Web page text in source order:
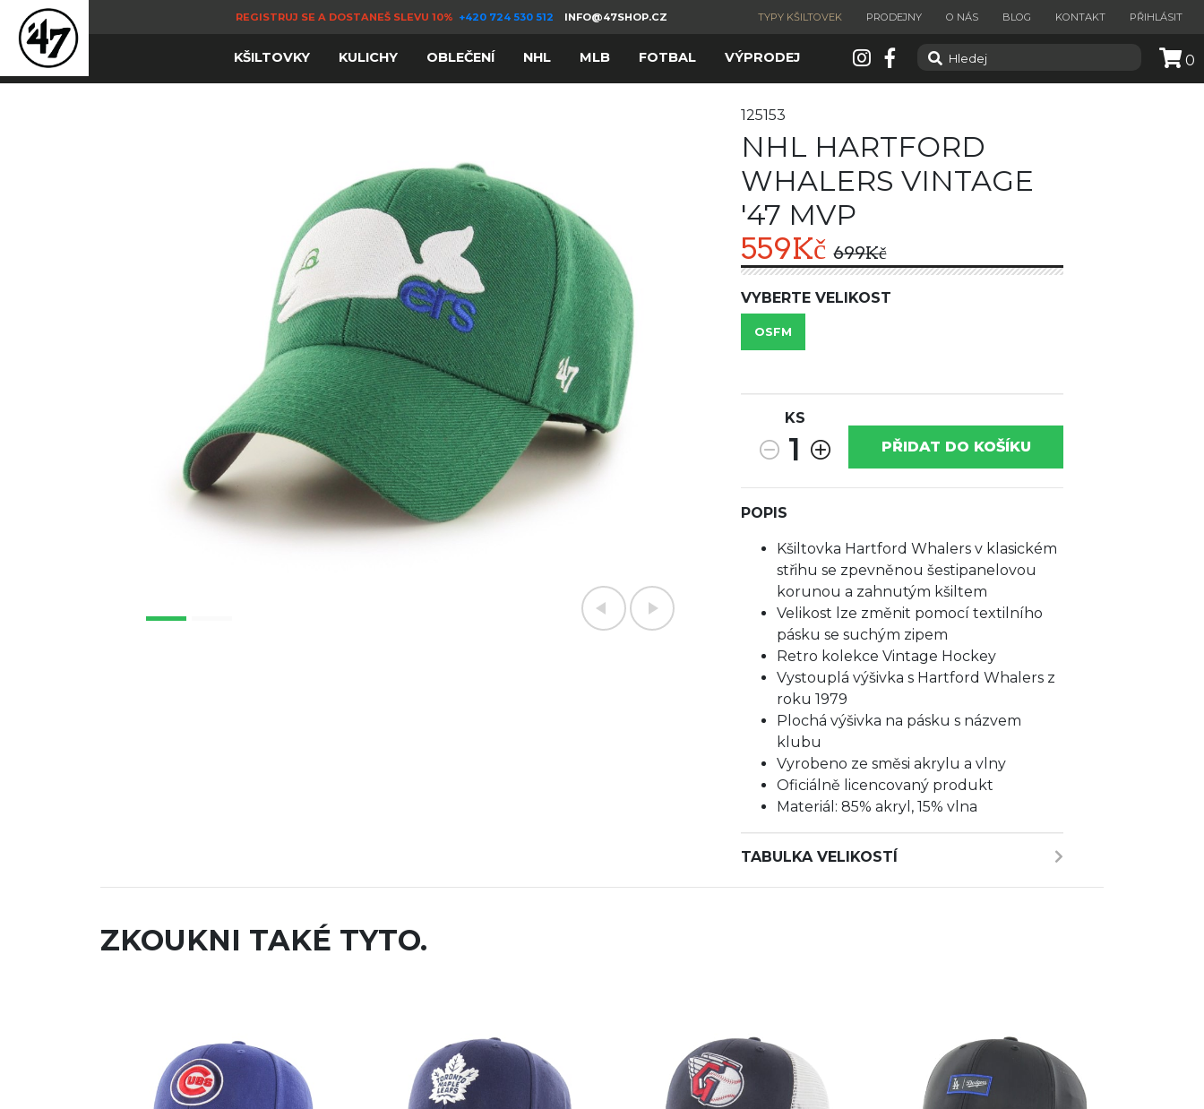
REGISTRUJ SE A DOSTANEŠ SLEVU 10% +420 724 530 512 INFO@47SHOP.CZ TYPY KŠILTOVEK PRODEJNY O NÁS BLOG KONTAKT PŘIHLÁSIT
KŠILTOVKY KULICHY OBLEČENÍ NHL MLB FOTBAL VÝPRODEJ 0
125153
NHL HARTFORD
WHALERS VINTAGE
'47 MVP
559Kč 699Kč
VYBERTE VELIKOST
OSFM
KS
1 PŘIDAT DO KOŠÍKU
POPIS
Kšiltovka Hartford Whalers v klasickém
střihu se zpevněnou šestipanelovou
korunou a zahnutým kšiltem
Velikost lze změnit pomocí textilního
pásku se suchým zipem
Retro kolekce Vintage Hockey
Vystouplá výšivka s Hartford Whalers z
roku 1979
Plochá výšivka na pásku s názvem
klubu
Vyrobeno ze směsi akrylu a vlny
Oficiálně licencovaný produkt
Materiál: 85% akryl, 15% vlna
TABULKA VELIKOSTÍ
ZKOUKNI TAKÉ TYTO.